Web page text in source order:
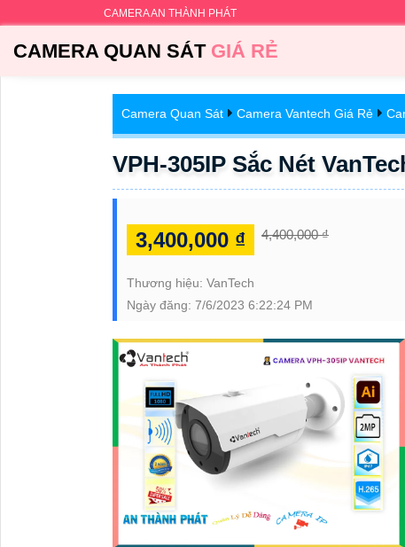
CAMERA AN THÀNH PHÁT
CAMERA QUAN SÁTGIÁ RẺ
Camera Quan Sát Camera Vantech Giá Rẻ
VPH-305IP Sắc Nét
3,400,000 ₫ 4,400,000 ₫
Thương hiệu: VanTech
Ngày đăng: 7/6/2023 6:22:24 PM